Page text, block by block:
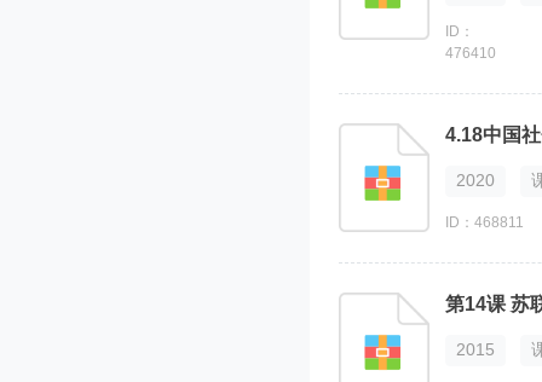
ID：
476410
4.18中国
2020
ID：468811
第14课 苏
2015